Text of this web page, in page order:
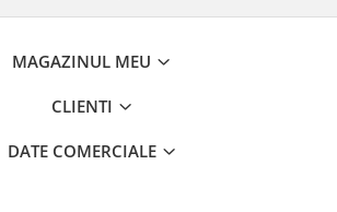
MAGAZINUL MEU
CLIENTI
DATE COMERCIALE